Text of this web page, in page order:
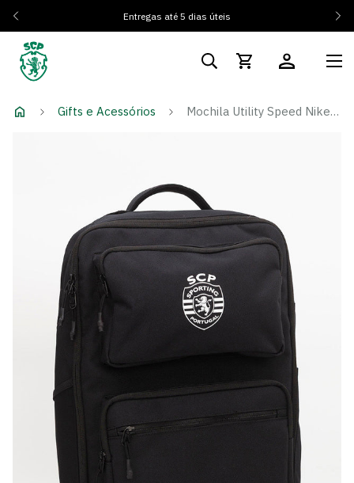
Entregas até 5 dias úteis
Gifts e Acessórios Mochila Utility Speed Nike SCP